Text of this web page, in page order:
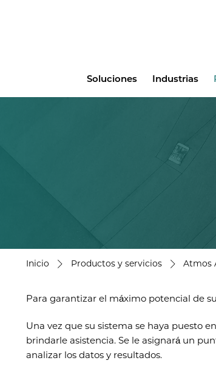
Soluciones Industrias
Inicio Productos y servicios Atmos
Para garantizar el máximo potencial de
Una vez que su sistema se haya puesto
brindarle asistencia. Se le asignará un
analizar los datos y resultados.